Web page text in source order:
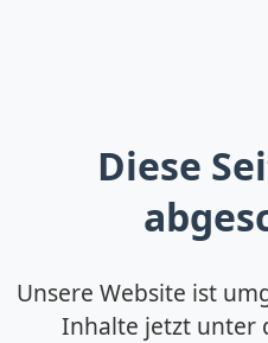
Diese
Unsere Website ist
Inhalte jetzt unter